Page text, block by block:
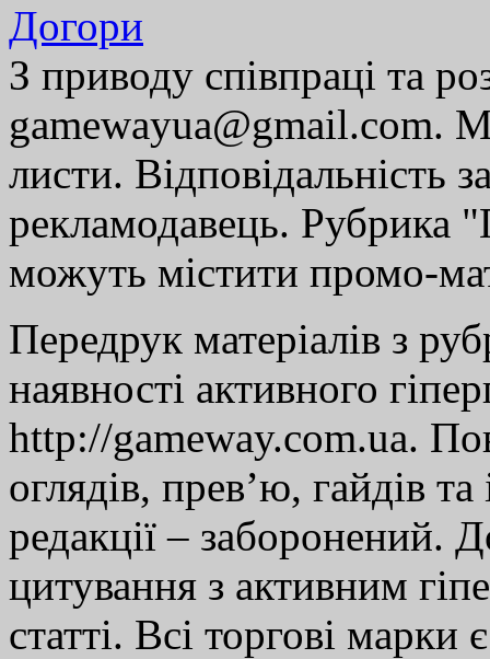
Догори
З приводу співпраці та
gamewayua@gmail.com.
листи. Відповідальність
рекламодавець. Рубрика
можуть містити промо-
Передрук матеріалів з
наявності активного
http://gameway.com.ua.
оглядів, прев’ю, гайдів
редакції – заборонений.
цитування з активним
статті. Всі торгові марки